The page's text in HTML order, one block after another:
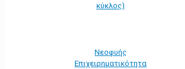
κύκλος)
Νεοφυής
Επιχειρηματικότητα